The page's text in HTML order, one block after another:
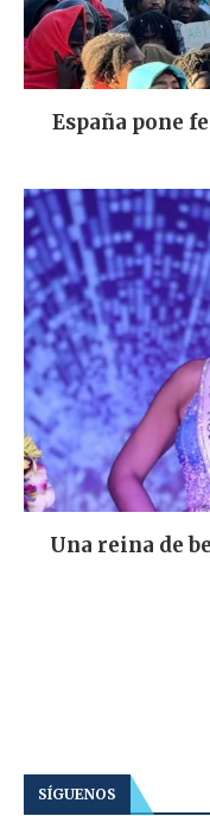
España pone
Una reina de
SÍGUENOS